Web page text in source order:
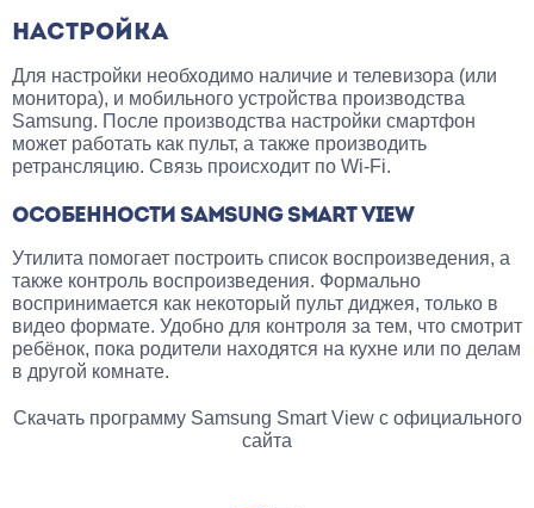
НАСТРОЙКА
Для настройки необходимо наличие и телевизора (или
монитора), и мобильного устройства производства
Samsung. После производства настройки смартфон
может работать как пульт, а также производить
ретрансляцию. Связь происходит по Wi-Fi.
ОСОБЕННОСТИ SAMSUNG SMART VIEW
Утилита помогает построить список воспроизведения, а
также контроль воспроизведения. Формально
воспринимается как некоторый пульт диджея, только в
видео формате. Удобно для контроля за тем, что смотрит
ребёнок, пока родители находятся на кухне или по делам
в другой комнате.
Скачать программу Samsung Smart View с официального
сайта